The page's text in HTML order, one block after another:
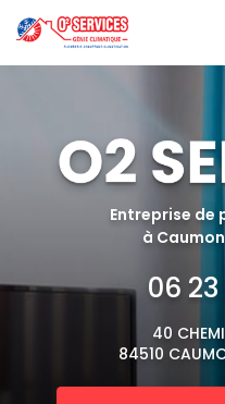
au
contenu
principal
Entreprise de
à
06
40
84510